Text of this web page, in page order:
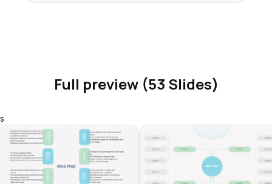
Full preview (53 Slides)
s